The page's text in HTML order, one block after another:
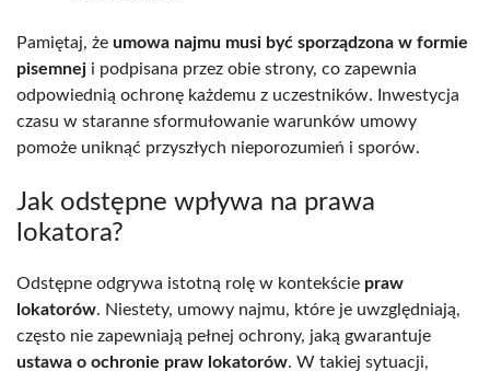
Pamiętaj, że umowa najmu musi być sporządzona w formie
pisemnej i podpisana przez obie strony, co zapewnia
odpowiednią ochronę każdemu z uczestników. Inwestycja
czasu w staranne sformułowanie warunków umowy
pomoże uniknąć przyszłych nieporozumień i sporów.
Jak odstępne wpływa na prawa
lokatora?
Odstępne odgrywa istotną rolę w kontekście praw
lokatorów. Niestety, umowy najmu, które je uwzględniają,
często nie zapewniają pełnej ochrony, jaką gwarantuje
ustawa o ochronie praw lokatorów. W takiej sytuacji,